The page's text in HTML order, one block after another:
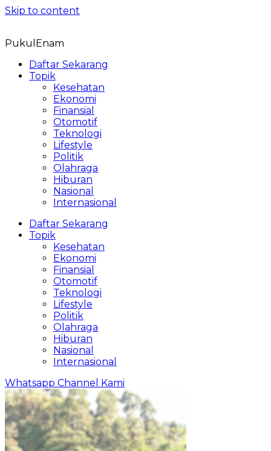
Skip to content
PukulEnam
Daftar Sekarang
Topik
Kesehatan
Ekonomi
Finansial
Otomotif
Teknologi
Lifestyle
Politik
Olahraga
Hiburan
Nasional
Internasional
Daftar Sekarang
Topik
Kesehatan
Ekonomi
Finansial
Otomotif
Teknologi
Lifestyle
Politik
Olahraga
Hiburan
Nasional
Internasional
Whatsapp Channel Kami